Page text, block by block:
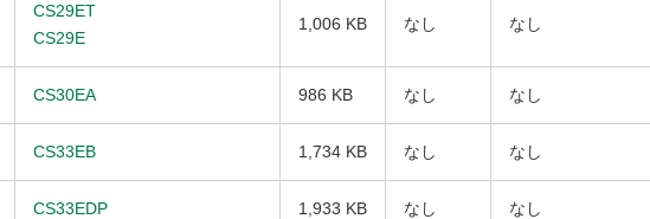
CS29ET
CS29E
1,006 KB なし なし
CS30EA 986 KB なし なし
CS33EB 1,734 KB なし なし
CS33EDP 1,933 KB なし なし